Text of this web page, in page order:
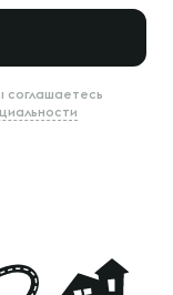
соглашаетесь